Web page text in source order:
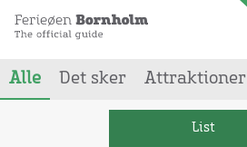
Alle Det sker Attraktioner
List